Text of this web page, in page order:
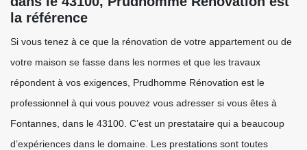
la référence
Si vous tenez à ce que la rénovation de votre appartement ou de
votre maison se fasse dans les normes et que les travaux
répondent à vos exigences, Prudhomme Rénovation est le
professionnel à qui vous pouvez vous adresser si vous êtes à
Fontannes, dans le 43100. C’est un prestataire qui a beaucoup
d’expériences dans le domaine. Les prestations sont toutes